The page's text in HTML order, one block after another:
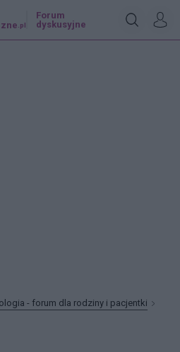
.pl
Forum
dyskusyjne
- forum dla rodziny i pacjentki